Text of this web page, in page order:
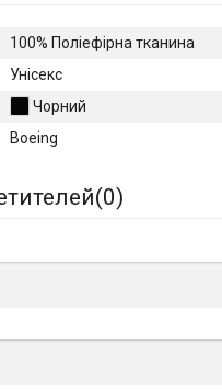
100% Поліефірна тканина
Унісекс
Чорний
Boeing
0)